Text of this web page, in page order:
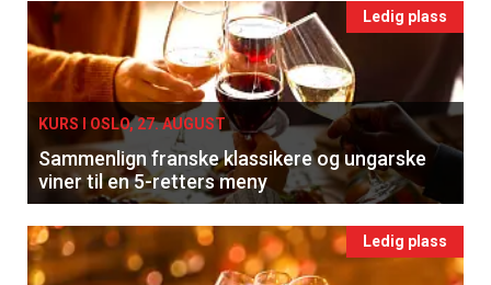
Ledig plass
KURS I OSLO, 27. AUGUST
Sammenlign franske klassikere og ungarske
viner til en 5-retters meny
Ledig plass